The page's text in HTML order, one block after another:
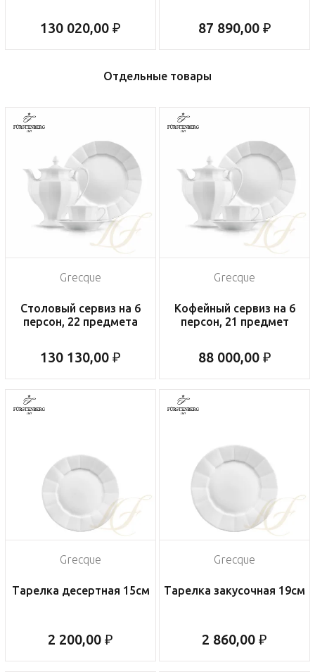
130 020,00 ₽ 87 890,00 ₽
Отдельные товары
Grecque
Столовый сервиз на 6
персон, 22 предмета
130 130,00 ₽
Grecque
Кофейный сервиз на 6
персон, 21 предмет
88 000,00 ₽
Grecque
Тарелка десертная 15см
2 200,00 ₽
Grecque
Тарелка закусочная 19см
2 860,00 ₽